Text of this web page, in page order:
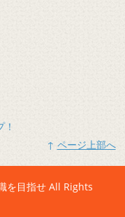
↑ ページ上部へ
を目指せ All Rights